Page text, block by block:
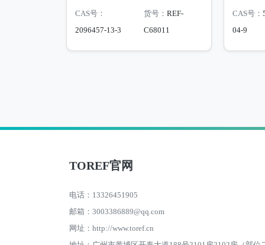
CAS号：
2096457-13-3
货号： REF-
C68011
CAS号：
04-9
TOREF官网
电话：13326451905
邮箱：3003386889@qq.com
网址：http://www.toref.cn